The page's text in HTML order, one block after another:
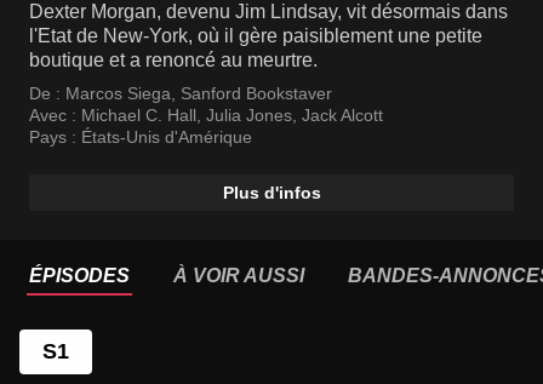
Dexter Morgan, devenu Jim Lindsay, vit désormais dans
l'Etat de New-York, où il gère paisiblement une petite
boutique et a renoncé au meurtre.
De : Marcos Siega, Sanford Bookstaver
Avec : Michael C. Hall, Julia Jones, Jack Alcott
Pays : États-Unis d'Amérique
Plus d'infos
ÉPISODES À VOIR AUSSI BANDES-
S1